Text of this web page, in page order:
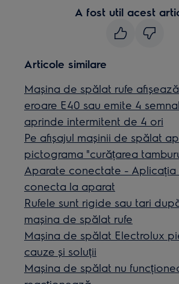
A fost util acest
Articole similare
Mașina de spălat rufe
eroare E40 sau emite 4
aprinde intermitent de 4 ori
Pe afișajul mașinii de spălat
pictograma "curățarea
Aparate conectate - Aplicația
conecta la aparat
Rufele sunt rigide sau tari
mașina de spălat rufe
Mașina de spălat Electrolux
cauze și soluții
Mașina de spălat nu